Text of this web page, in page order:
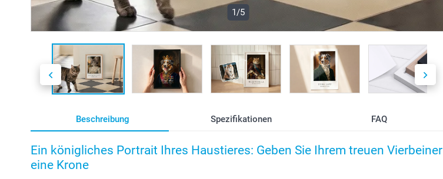
1/5
Beschreibung Spezifikationen FAQ
Ein königliches Portrait Ihres Haustieres: Geben Sie Ihrem treuen Vierbeiner
eine Krone